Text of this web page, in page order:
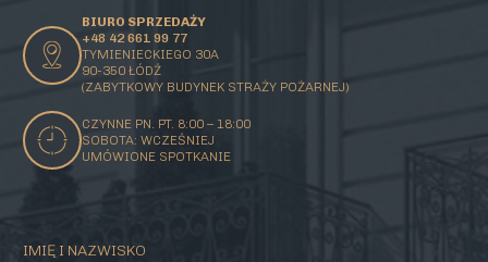
BIURO SPRZEDAŻY
+48 42 661 99 77
TYMIENIECKIEGO 30A
90-350 ŁÓDŹ
(ZABYTKOWY BUDYNEK STRAŻY POŻARNEJ)
CZYNNE PN. PT. 8:00 – 18:00
SOBOTA: WCZEŚNIEJ
UMÓWIONE SPOTKANIE
IMIĘ I NAZWISKO